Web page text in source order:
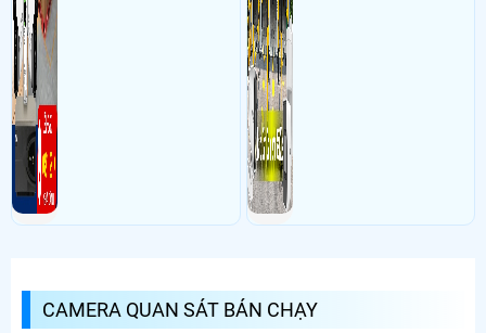
CAMERA QUAN SÁT BÁN CHẠY